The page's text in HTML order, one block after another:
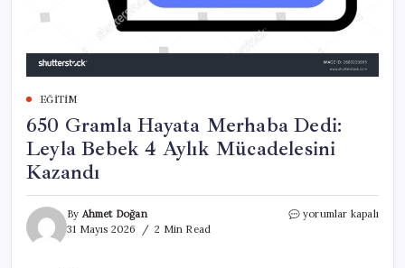
EĞITIM
650 Gramla Hayata Merhaba Dedi:
Leyla Bebek 4 Aylık Mücadelesini
Kazandı
By Ahmet Doğan
31 Mayıs 2026
2 Min Read
650
yorumlar kapalı